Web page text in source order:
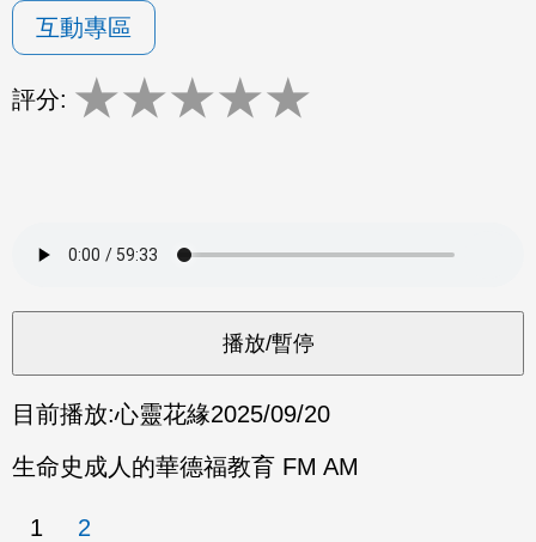
互動專區
評分: ★★★★★
目前播放:心靈花緣2025/09/20
生命史成人的華德福教育 FM AM
1 2